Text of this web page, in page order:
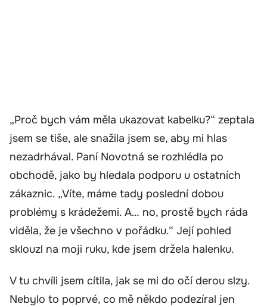
„Proč bych vám měla ukazovat kabelku?“ zeptala
jsem se tiše, ale snažila jsem se, aby mi hlas
nezadrhával. Paní Novotná se rozhlédla po
obchodě, jako by hledala podporu u ostatních
zákaznic. „Víte, máme tady poslední dobou
problémy s krádežemi. A… no, prostě bych ráda
viděla, že je všechno v pořádku.“ Její pohled
sklouzl na moji ruku, kde jsem držela halenku.
V tu chvíli jsem cítila, jak se mi do očí derou slzy.
Nebylo to poprvé, co mě někdo podezíral jen